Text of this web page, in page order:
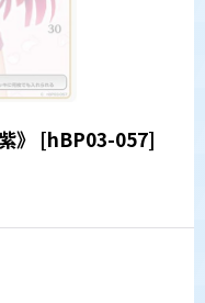
》 [hBP03-057]